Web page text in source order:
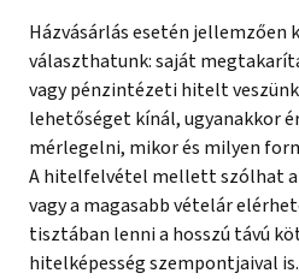
Házvásárlás esetén jellemzően
választhatunk: saját
vagy pénzintézeti hitelt
lehetőséget kínál, ugyanakkor
mérlegelni, mikor és milyen
A hitelfelvétel mellett szólhat a
vagy a magasabb vételár
tisztában lenni a hosszú távú
hitelképesség szempontjaival is.